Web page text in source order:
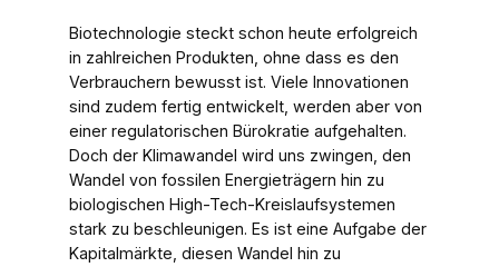
Biotechnologie steckt schon heute erfolgreich
in zahlreichen Produkten, ohne dass es den
Verbrauchern bewusst ist. Viele Innovationen
sind zudem fertig entwickelt, werden aber von
einer regulatorischen Bürokratie aufgehalten.
Doch der Klimawandel wird uns zwingen, den
Wandel von fossilen Energieträgern hin zu
biologischen High-Tech-Kreislaufsystemen
stark zu beschleunigen. Es ist eine Aufgabe der
Kapitalmärkte, diesen Wandel hin zu